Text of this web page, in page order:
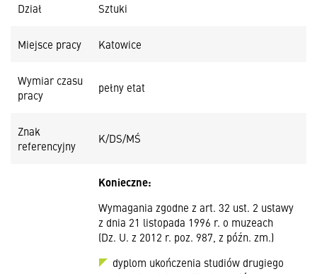
Dział Sztuki
Miejsce pracy Katowice
Wymiar czasu
pracy
pełny etat
Znak
referencyjny
K/DS/MŚ
Konieczne:
Wymagania zgodne z art. 32 ust. 2 ustawy
z dnia 21 listopada 1996 r. o muzeach
(Dz. U. z 2012 r. poz. 987, z późn. zm.)
dyplom ukończenia studiów drugiego